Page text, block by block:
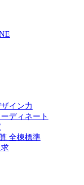
イン力
ディネート
全棟標準